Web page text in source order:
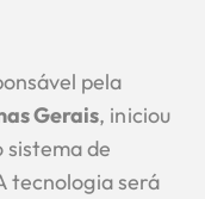
pela
Gerais, iniciou
sistema de
tecnologia será